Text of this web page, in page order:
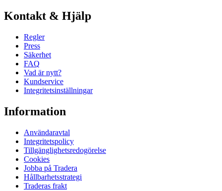
Kontakt & Hjälp
Regler
Press
Säkerhet
FAQ
Vad är nytt?
Kundservice
Integritetsinställningar
Information
Användaravtal
Integritetspolicy
Tillgänglighetsredogörelse
Cookies
Jobba på Tradera
Hållbarhetsstrategi
Traderas frakt